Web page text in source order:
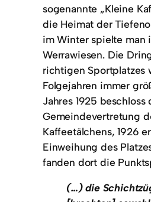
sogenannte „Kleine
die Heimat der
im Winter spielte man
Werrawiesen. Die
richtigen Sportplatzes
Folgejahren immer
Jahres 1925 beschloss
Gemeindevertretung
Kaffeetälchens, 1926
Einweihung des
fanden dort die
(…) die